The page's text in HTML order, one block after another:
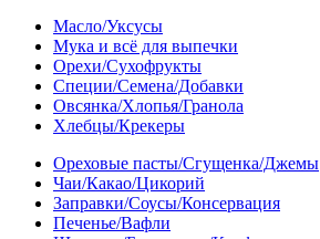
Масло/Уксусы
Мука и всё для выпечки
Орехи/Сухофрукты
Специи/Семена/Добавки
Овсянка/Хлопья/Гранола
Хлебцы/Крекеры
Ореховые пасты/Сгущенка/Джемы
Чаи/Какао/Цикорий
Заправки/Соусы/Консервация
Печенье/Вафли